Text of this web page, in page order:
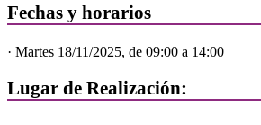
Fechas y horarios
· Martes 18/11/2025, de 09:00 a 14:00
Lugar de Realización: